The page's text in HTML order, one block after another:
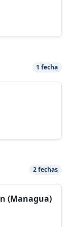
1 fecha
2 fechas
(Managua)